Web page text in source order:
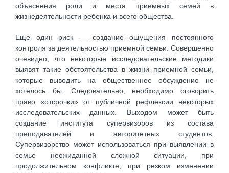
объяснения роли и места приемных семей в
жизнедеятельности ребенка и всего общества.
Еще один риск — создание ощущения постоянного
контроля за деятельностью приемной семьи. Совершенно
очевидно, что некоторые исследовательские методики
выявят такие обстоятельства в жизни приемной семьи,
которые выводить на общественное обсуждение не
хотелось бы. Следовательно, необходимо оговорить
право «отсрочки» от публичной рефлексии некоторых
исследовательских данных. Выходом может быть
создание института супервизоров из состава
преподавателей и авторитетных студентов.
Супервизорство может использоваться при выявлении в
семье неожиданной сложной ситуации, при
продолжительном конфликте, при резком изменении